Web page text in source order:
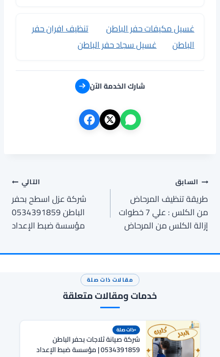
غسيل مكيفات حفر الباطن
تنظيف افران حفر
الباطن
غسيل سجاد حفر الباطن
شارك الخدمة الآن
تصفّح
المقالات
السابق
طريقة تنظيف المرحاض
من الكلس : علي 7 خطوات
إزالة الكلس من المرحاض
التالي
شركة عزل اسطح بحفر
الباطن 0534391859
مؤسسة ضبط الإعداد
مقالات ذات صلة
خدمات ومقالات متعلقة
ذات صلة
شركة صيانة ثلاجات بحفر الباطن
0534391859 | مؤسسة ضبط الإعداد